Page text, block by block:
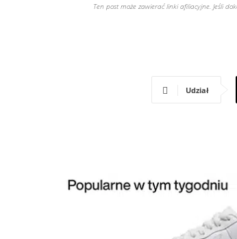
Ten post może zawierać linki afiliacyjne. Jeśli
Udział